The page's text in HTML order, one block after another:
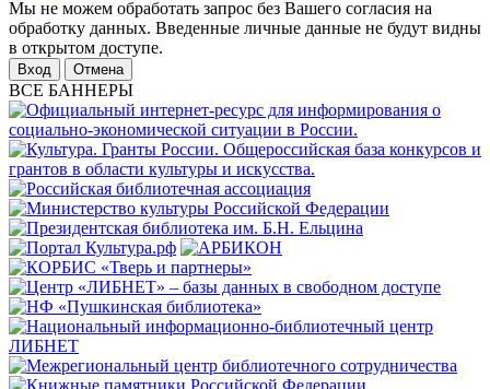
Мы не можем обработать запрос без Вашего согласия на
обработку данных. Введенные личные данные не будут видны
в открытом доступе.
Отмена
ВСЕ БАННЕРЫ